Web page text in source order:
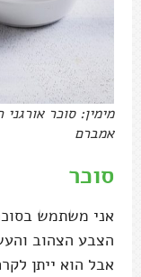
מימין: סוכר
אמברם
סוכר
אני משתמש
הצבע הצהוב
אבל הוא ייתן